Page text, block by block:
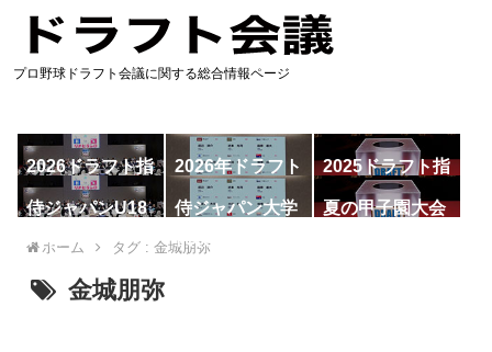
プロ野球ドラフト会議に関する総合情報ページ
2026ドラフト指
名予想
2026年ドラフト
候補
2025ドラフト指
名一覧
侍ジャパンU18
代表
侍ジャパン大学
代表
夏の甲子園大会
ホーム タグ : 金城朋弥
金城朋弥